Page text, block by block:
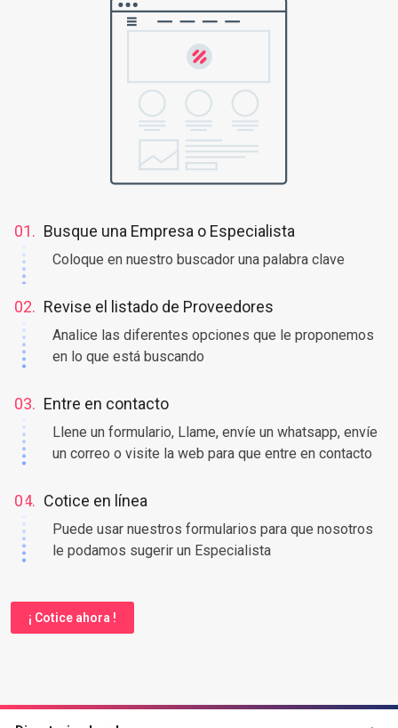
01. Busque una Empresa o Especialista
Coloque en nuestro buscador una palabra clave
02. Revise el listado de Proveedores
Analice las diferentes opciones que le proponemos
en lo que está buscando
03. Entre en contacto
Llene un formulario, Llame, envíe un whatsapp, envíe
un correo o visite la web para que entre en contacto
04. Cotice en línea
Puede usar nuestros formularios para que nosotros
le podamos sugerir un Especialista
¡ Cotice ahora !